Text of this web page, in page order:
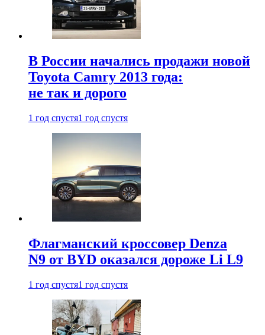
В России начались продажи новой
Toyota Camry 2013 года:
не так и дорого
1 год спустя1 год спустя
Флагманский кроссовер Denza
N9 от BYD оказался дороже Li L9
1 год спустя1 год спустя